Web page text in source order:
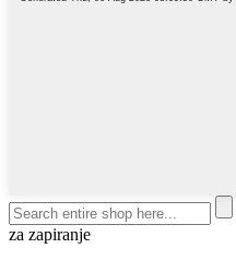
za zapiranje